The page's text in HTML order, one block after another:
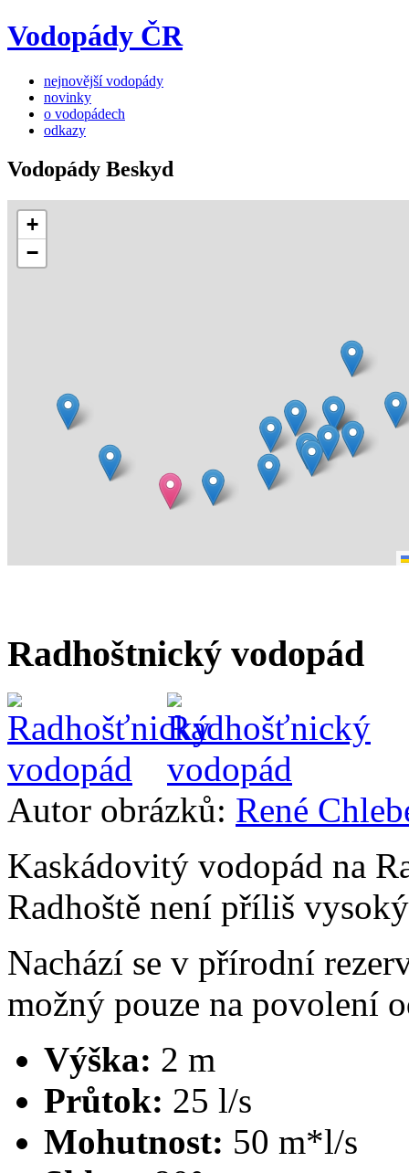
Vodopády ČR
nejnovější vodopády
novinky
o vodopádech
odkazy
Vodopády Beskyd
+
−
Radhoštnický vodopád
Autor obrázků: René
Kaskádovitý vodopád na
Radhoště není příliš
Nachází se v přírodní
možný pouze na povolení
Výška: 2 m
Průtok: 25 l/s
Mohutnost: 50 m*l/s